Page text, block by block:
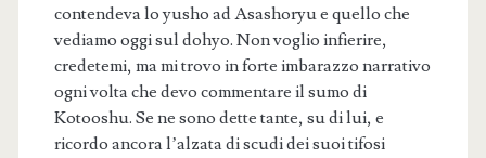
contendeva lo yusho ad Asashoryu e quello che
vediamo oggi sul dohyo. Non voglio infierire,
credetemi, ma mi trovo in forte imbarazzo narrativo
ogni volta che devo commentare il sumo di
Kotooshu. Se ne sono dette tante, su di lui, e
ricordo ancora l’alzata di scudi dei suoi tifosi